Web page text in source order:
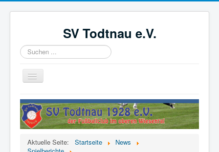
SV Todtnau e.V.
Suchen
...
Navigation
an/aus
Startseite
News
Aktive
Aktuelle Seite: Startseite
News